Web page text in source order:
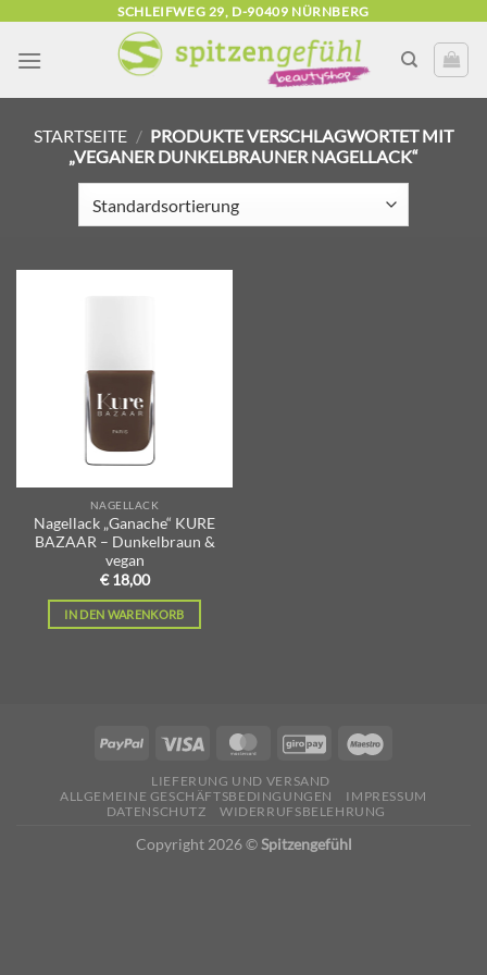
springen
SCHLEIFWEG 29, D-90409 NÜRNBERG
STARTSEITE / PRODUKTE VERSCHLAGWORTET MIT
„VEGANER DUNKELBRAUNER NAGELLACK“
NAGELLACK
Nagellack „Ganache“ KURE
BAZAAR – Dunkelbraun &
vegan
€ 18,00
IN DEN WARENKORB
LIEFERUNG UND VERSAND
ALLGEMEINE GESCHÄFTSBEDINGUNGEN
IMPRESSUM
DATENSCHUTZ
WIDERRUFSBELEHRUNG
Copyright 2026 ©Spitzengefühl